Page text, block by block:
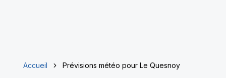
Accueil Prévisions météo pour Le Quesnoy